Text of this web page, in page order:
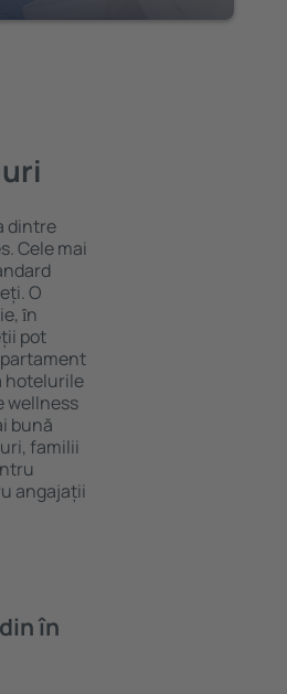
dintre
Cele mai
O
ȋn
pot
hotelurile
wellness
bună
familii
angajații
în